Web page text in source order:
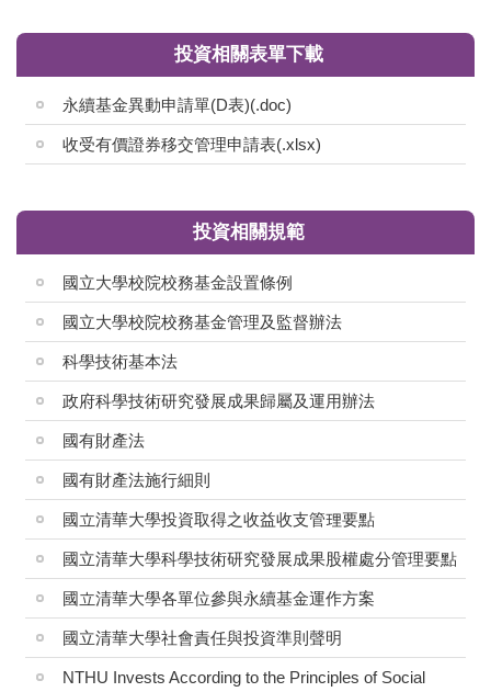
投資相關表單下載
永續基金異動申請單(D表)(.doc)
收受有價證券移交管理申請表(.xlsx)
投資相關規範
國立大學校院校務基金設置條例
國立大學校院校務基金管理及監督辦法
科學技術基本法
政府科學技術研究發展成果歸屬及運用辦法
國有財產法
國有財產法施行細則
國立清華大學投資取得之收益收支管理要點
國立清華大學科學技術研究發展成果股權處分管理要點
國立清華大學各單位參與永續基金運作方案
國立清華大學社會責任與投資準則聲明
NTHU Invests According to the Principles of Social